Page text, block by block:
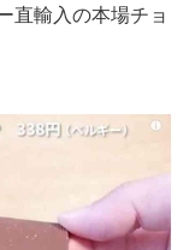
直輸入の本場チョ